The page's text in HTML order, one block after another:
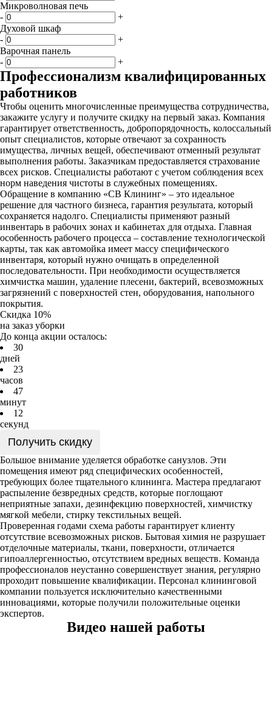
Микроволновая печь
-
+
Духовой шкаф
-
+
Варочная панель
-
+
Профессионализм квалифицированных
работников
Чтобы оценить многочисленные преимущества сотрудничества,
закажите услугу и получите скидку на первый заказ. Компания
гарантирует ответственность, добропорядочность, колоссальный
опыт специалистов, которые отвечают за сохранность
имущества, личных вещей, обеспечивают отменный результат
выполнения работы. Заказчикам предоставляется страхование
всех рисков. Специалисты работают с учетом соблюдения всех
норм наведения чистоты в служебных помещениях.
Обращение в компанию «СВ Клининг» – это идеальное
решение для частного бизнеса, гарантия результата, который
сохраняется надолго. Специалисты применяют разный
инвентарь в рабочих зонах и кабинетах для отдыха. Главная
особенность рабочего процесса – составление технологической
карты, так как автомойка имеет массу специфического
инвентаря, который нужно очищать в определенной
последовательности. При необходимости осуществляется
химчистка машин, удаление плесени, бактерий, всевозможных
загрязнений с поверхностей стен, оборудования, напольного
покрытия.
Скидка 10%
на заказ уборки
До конца акции осталось:
30
дней
23
часов
47
минут
1 2
секунд
Получить скидку
Большое внимание уделяется обработке санузлов. Эти
помещения имеют ряд специфических особенностей,
требующих более тщательного клининга. Мастера предлагают
распыление безвредных средств, которые поглощают
неприятные запахи, дезинфекцию поверхностей, химчистку
мягкой мебели, стирку текстильных вещей.
Проверенная годами схема работы гарантирует клиенту
отсутствие всевозможных рисков. Бытовая химия не разрушает
отделочные материалы, ткани, поверхности, отличается
гипоаллергенностью, отсутствием вредных веществ. Команда
профессионалов неустанно совершенствует знания, регулярно
проходит повышение квалификации. Персонал клининговой
компании пользуется исключительно качественными
инновациями, которые получили положительные оценки
экспертов.
Видео нашей работы